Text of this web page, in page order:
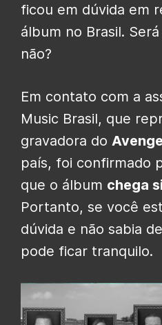
ficou em dúvida em
álbum no Brasil.
não?
Em contato com a
Music Brasil, que
gravadora do
país, foi confirmado
que o álbum chega
Portanto, se você
dúvida e não sabia
pode ficar tranquilo.